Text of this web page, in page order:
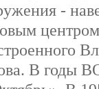
-
В годы